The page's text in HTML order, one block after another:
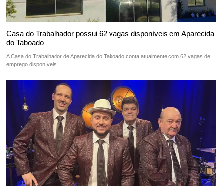
Casa do Trabalhador possui 62 vagas disponíveis em Aparecida
do Taboado
A Casa do Trabalhador de Aparecida do Taboado conta atualmente com 62 vagas de
emprego disponíveis,